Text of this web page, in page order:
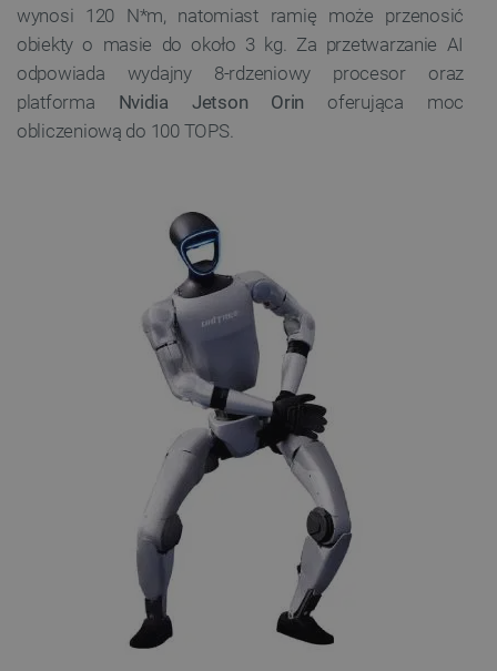
wynosi 120 N*m, natomiast ramię może przenosić
obiekty o masie do około 3 kg. Za przetwarzanie AI
odpowiada wydajny 8-rdzeniowy procesor oraz
platforma Nvidia Jetson Orin oferująca moc
obliczeniową do 100 TOPS.